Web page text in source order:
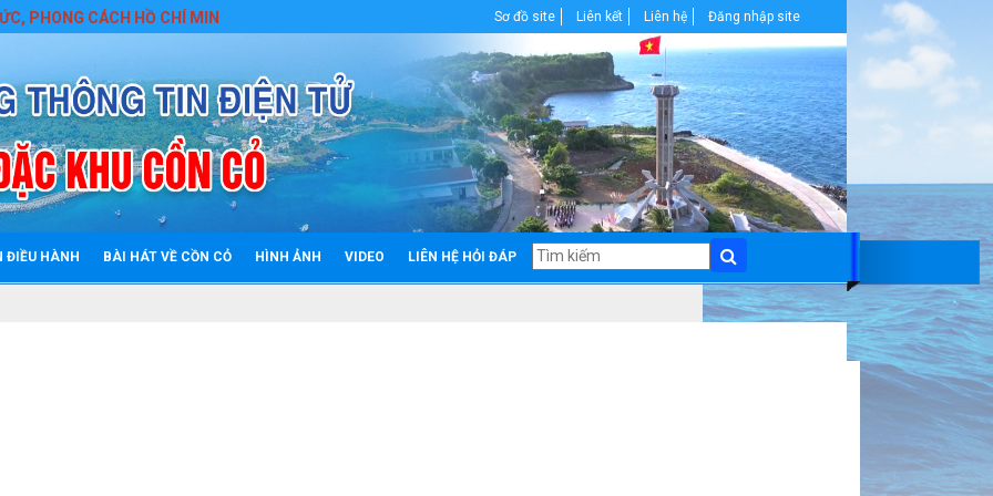
CÁCH HỒ CHÍ MINH Sơ đồ site Liên kết Liên hệ Đăng nhập site
ĐIỀU HÀNH BÀI HÁT VỀ CỒN CỎ HÌNH ẢNH VIDEO LIÊN HỆ HỎI ĐÁP